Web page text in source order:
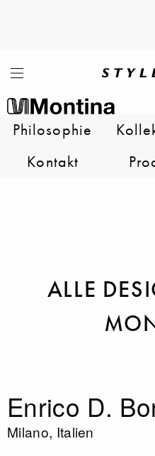
Philosophie
Kontakt
ALLE
Enrico D.
Milano, Italien